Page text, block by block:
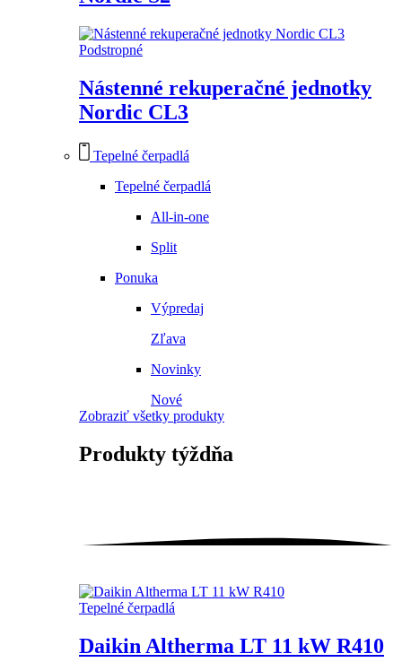
Podstropné
Nástenné rekuperačné jednotky
Nordic CL3
Tepelné čerpadlá
Tepelné čerpadlá
All-in-one
Split
Ponuka
Výpredaj
Zľava
Novinky
Nové
Zobraziť všetky produkty
Produkty týždňa
Tepelné čerpadlá
Daikin Altherma LT 11 kW R410